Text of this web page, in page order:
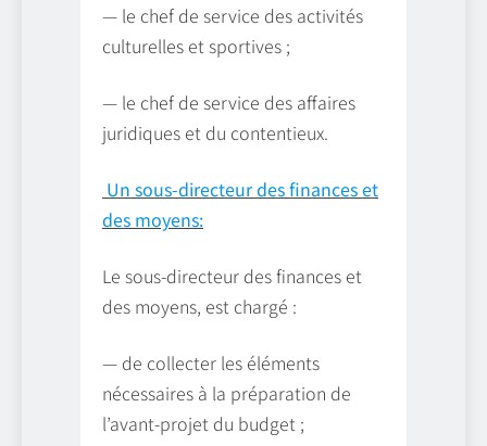
— le chef de service des activités
culturelles et sportives ;
— le chef de service des affaires
juridiques et du contentieux.
Un sous-directeur des finances et
des moyens:
Le sous-directeur des finances et
des moyens, est chargé :
— de collecter les éléments
nécessaires à la préparation de
l’avant-projet du budget ;